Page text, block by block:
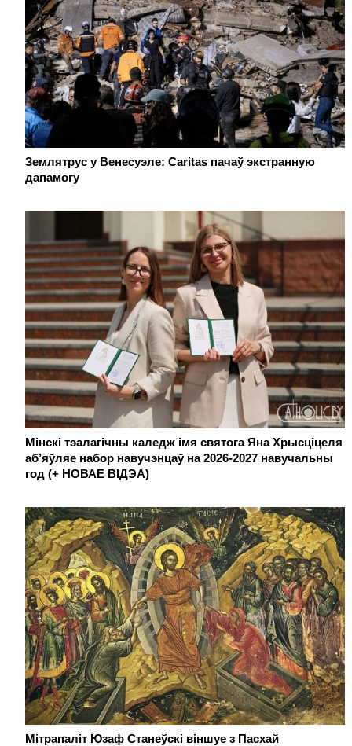
Землятрус у Венесуэле: Caritas пачаў экстранную
дапамогу
Мінскі тэалагічны каледж імя святога Яна Хрысціцеля
аб’яўляе набор навучэнцаў на 2026-2027 навучальны
год (+ НОВАЕ ВІДЭА)
Мітрапаліт Юзаф Станеўскі віншуе з Пасхай